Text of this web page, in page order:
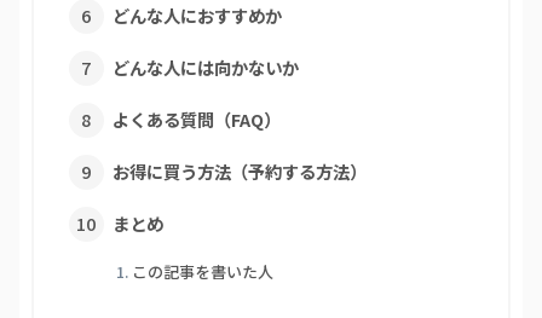
どんな人におすすめか
どんな人には向かないか
よくある質問（FAQ）
お得に買う方法（予約する方法）
まとめ
この記事を書いた人